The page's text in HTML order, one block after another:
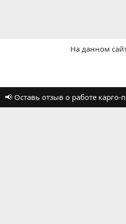
Russian (RU)
На данном
📢 Оставь отзыв о работе